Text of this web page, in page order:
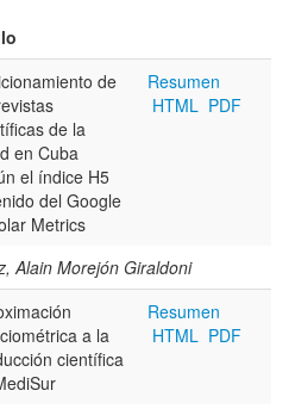
de
de la
en Cuba
el índice H5
del Google
Metrics
Resumen
HTML PDF
Alain Morejón Giraldoni
a la
científica
Resumen
HTML PDF